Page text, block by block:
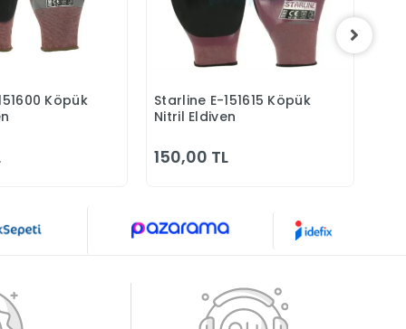
Sepete EkleKöpük
Sepete Ekle
Starline E-151615 Köpük
Nitril Eldiven
150,00 TL